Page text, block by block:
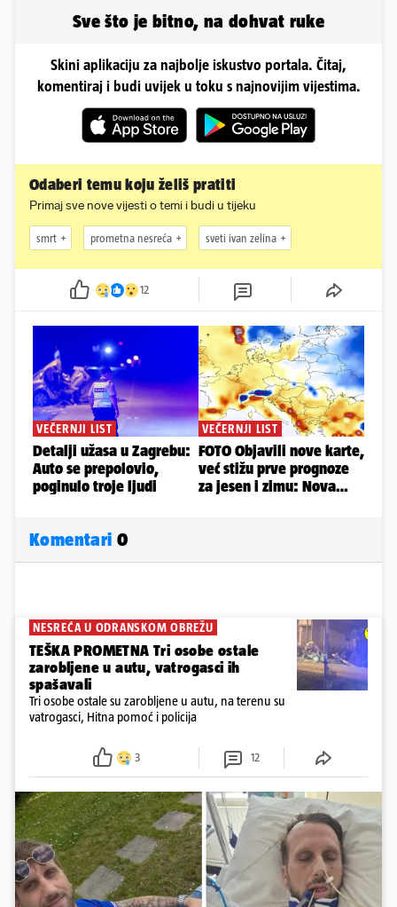
Sve što je bitno, na dohvat ruke
Skini aplikaciju za najbolje iskustvo portala. Čitaj,
komentiraj i budi uvijek u toku s najnovijim vijestima.
Odaberi temu koju želiš pratiti
Primaj sve nove vijesti o temi i budi u tijeku
smrt prometna nesreća sveti ivan zelina
12
Komentari 0
NESREĆA U ODRANSKOM OBREŽU
TEŠKA PROMETNA Tri osobe ostale
zarobljene u autu, vatrogasci ih
spašavali
Tri osobe ostale su zarobljene u autu, na terenu su
vatrogasci, Hitna pomoć i policija
3 12